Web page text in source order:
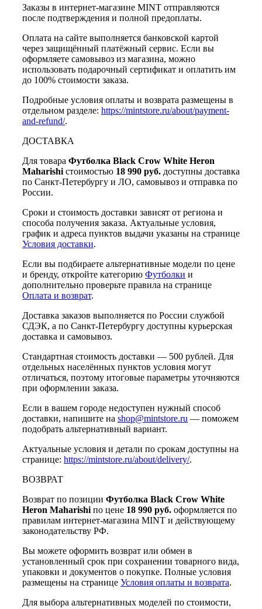
Заказы в интернет-магазине MINT отправляются
после подтверждения и полной предоплаты.
Оплата на сайте выполняется банковской картой
через защищённый платёжный сервис. Если вы
оформляете самовывоз из магазина, можно
использовать подарочный сертификат и оплатить им
до 100% стоимости заказа.
Подробные условия оплаты и возврата размещены в
отдельном разделе: https://mintstore.ru/about/payment-
and-refund/.
ДОСТАВКА
Для товара Футболка Black Crow White Heron
Maharishi стоимостью 18 990 руб. доступны доставка
по Санкт-Петербургу и ЛО, самовывоз и отправка по
России.
Сроки и стоимость доставки зависят от региона и
способа получения заказа. Актуальные условия,
график и адреса пунктов выдачи указаны на странице
Условия доставки.
Если вы подбираете альтернативные модели по цене
и бренду, откройте категорию Футболки и
дополнительно проверьте правила на странице
Оплата и возврат.
Доставка заказов выполняется по России службой
СДЭК, а по Санкт-Петербургу доступны курьерская
доставка и самовывоз.
Стандартная стоимость доставки — 500 рублей. Для
отдельных населённых пунктов условия могут
отличаться, поэтому итоговые параметры уточняются
при оформлении заказа.
Если в вашем городе недоступен нужный способ
доставки, напишите на shop@mintstore.ru — поможем
подобрать альтернативный вариант.
Актуальные условия и детали по срокам доступны на
странице: https://mintstore.ru/about/delivery/.
ВОЗВРАТ
Возврат по позиции Футболка Black Crow White
Heron Maharishi по цене 18 990 руб. оформляется по
правилам интернет-магазина MINT и действующему
законодательству РФ.
Вы можете оформить возврат или обмен в
установленный срок при сохранении товарного вида,
упаковки и документов о покупке. Полные условия
размещены на странице Условия оплаты и возврата.
Для выбора альтернативных моделей по стоимости,